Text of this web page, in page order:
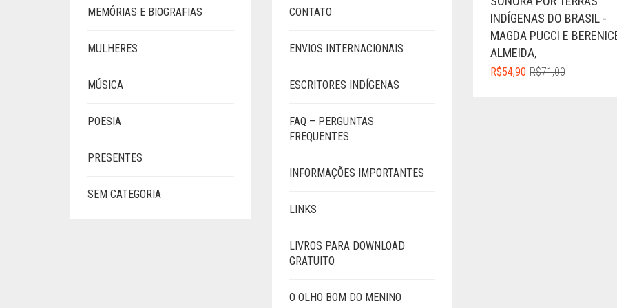
MEMÓRIAS E BIOGRAFIAS
MULHERES
MÚSICA
POESIA
PRESENTES
SEM CATEGORIA
CONTATO
ENVIOS INTERNACIONAIS
ESCRITORES INDÍGENAS
FAQ – PERGUNTAS
FREQUENTES
INFORMAÇÕES IMPORTANTES
LINKS
LIVROS PARA DOWNLOAD
GRATUITO
O OLHO BOM DO MENINO
INDÍGENAS DO BRASIL -
MAGDA PUCCI E
ALMEIDA,
R$71,00O
R$54,90
O